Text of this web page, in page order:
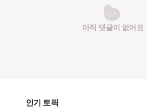
아직 댓글이 없어요
인기 토픽